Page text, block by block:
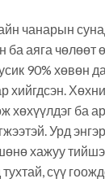
чанарын
ба аяга чөлөөт
90% хөвөн
хийгдсэн.
хөхүүлдэг ба
Урд
хажуу
сүү